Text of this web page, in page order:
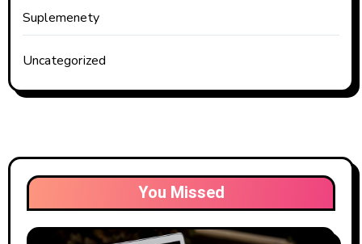
Suplemenety
Uncategorized
You Missed